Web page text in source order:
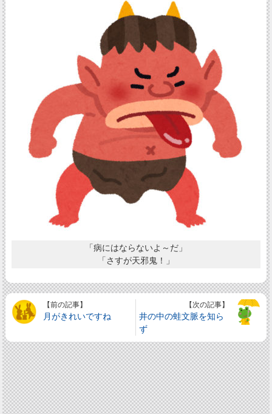
「病にはならないよ～だ」
「さすが天邪鬼！」
【前の記事】
月がきれいですね
【次の記事】
井の中の蛙文脈を知ら
ず